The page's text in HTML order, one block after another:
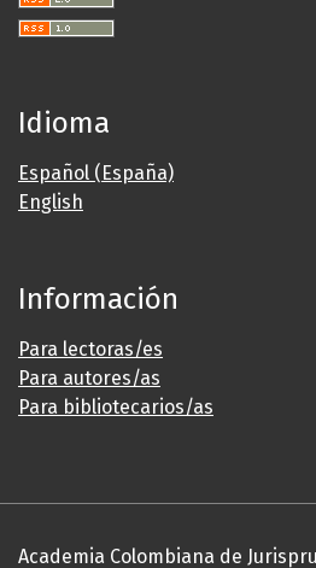
Idioma
Español (España)
English
Información
Para lectoras/es
Para autores/as
Para bibliotecarios/as
Academia Colombiana de